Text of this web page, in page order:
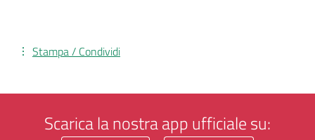
Stampa / Condividi
Scarica la nostra app ufficiale su: